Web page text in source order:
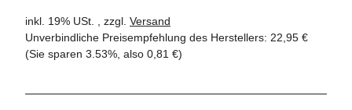
inkl. 19% USt. , zzgl. Versand
Unverbindliche Preisempfehlung des Herstellers: 22,95 €
(Sie sparen 3.53% , also 0,81 €)